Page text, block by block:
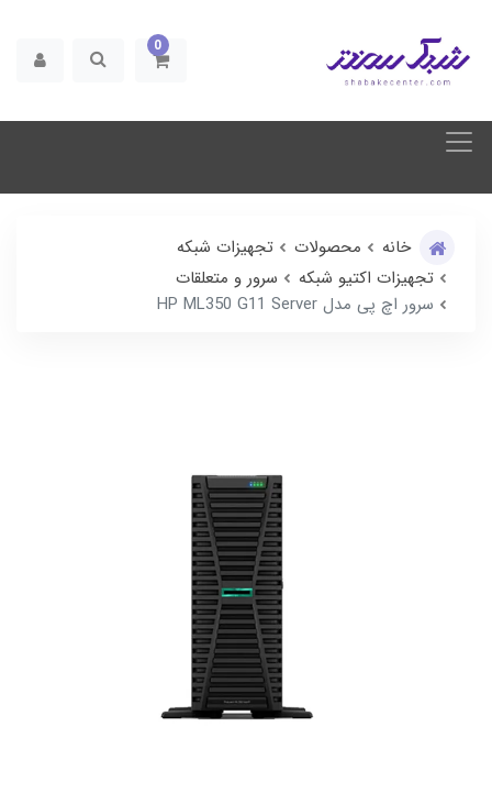
0
خانه محصولات
تجهیزات شبکه
تجهیزات اکتیو شبکه
سرور و متعلقات
سرور اچ پی مدل HP ML350 G11 Server